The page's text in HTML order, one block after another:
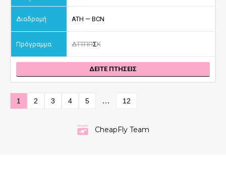
ATH — BCN
ΔΤΤΠΠΣΚ
ΔΕΙΤΕ ΠΤΗΣΕΙΣ
1 2 3 4 5 … 12
CheapFly Team